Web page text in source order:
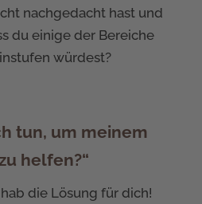
nachgedacht hast und
du einige der Bereiche
würdest?
tun, um meinem
helfen?“
die Lösung für dich!